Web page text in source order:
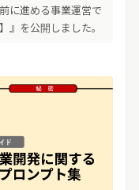
に進める事業運営で
』を公開しました。